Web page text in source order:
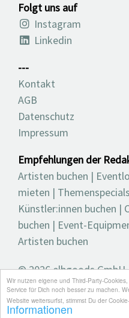
Wir nutzen eigene und Third-Party-
Service für Dich noch besser zu machen.
Website weitersurfst, stimmst Du der
Informationen
Folgt uns auf
Instagram
Linkedin
---
Kontakt
AGB
Datenschutz
Impressum
Empfehlungen der
Artisten buchen |
mieten |
Künstler:innen buchen |
buchen | Event-
Artisten buchen
© 2026 elbgoods
industry /
Eventbranchenbuch,